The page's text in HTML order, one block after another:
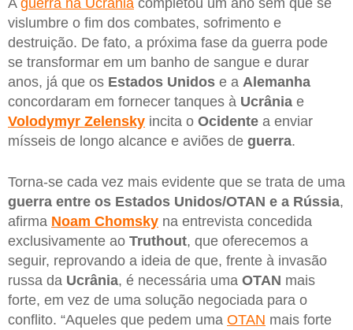
A guerra na Ucrânia completou um ano sem que se
vislumbre o fim dos combates, sofrimento e
destruição. De fato, a próxima fase da guerra pode
se transformar em um banho de sangue e durar
anos, já que os Estados Unidos e a Alemanha
concordaram em fornecer tanques à Ucrânia e
Volodymyr Zelensky incita o Ocidente a enviar
mísseis de longo alcance e aviões de guerra.
Torna-se cada vez mais evidente que se trata de uma
guerra entre os Estados Unidos/OTAN e a Rússia,
afirma Noam Chomsky na entrevista concedida
exclusivamente ao Truthout, que oferecemos a
seguir, reprovando a ideia de que, frente à invasão
russa da Ucrânia, é necessária uma OTAN mais
forte, em vez de uma solução negociada para o
conflito. “Aqueles que pedem uma OTAN mais forte